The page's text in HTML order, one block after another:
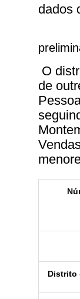
dados
O
de
Distrito